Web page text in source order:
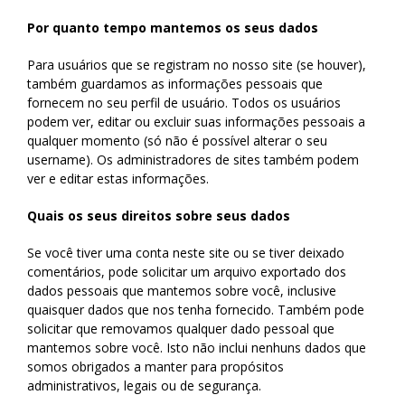
Por quanto tempo mantemos os seus dados
Para usuários que se registram no nosso site (se houver),
também guardamos as informações pessoais que
fornecem no seu perfil de usuário. Todos os usuários
podem ver, editar ou excluir suas informações pessoais a
qualquer momento (só não é possível alterar o seu
username). Os administradores de sites também podem
ver e editar estas informações.
Quais os seus direitos sobre seus dados
Se você tiver uma conta neste site ou se tiver deixado
comentários, pode solicitar um arquivo exportado dos
dados pessoais que mantemos sobre você, inclusive
quaisquer dados que nos tenha fornecido. Também pode
solicitar que removamos qualquer dado pessoal que
mantemos sobre você. Isto não inclui nenhuns dados que
somos obrigados a manter para propósitos
administrativos, legais ou de segurança.